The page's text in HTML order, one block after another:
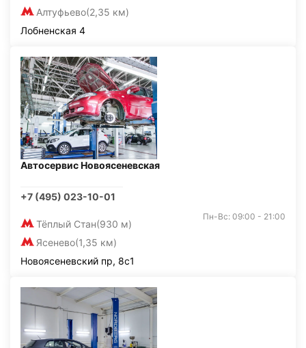
Алтуфьево(2,35 км)
Лобненская 4
Автосервис Новоясеневская
+7 (495) 023-10-01
Тёплый Стан(930 м)
Ясенево(1,35 км)
Пн-Вс: 09:00 - 21:00
Новоясеневский пр, 8с1